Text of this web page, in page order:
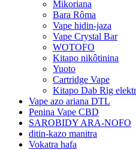
Mikoriana
Bara Rôma
Vape hidin-jaza
Vape Crystal Bar
WOTOFO
Kitapo nikôtinina
Yuoto
Cartridge Vape
Kitapo Dab Rig
Vape azo ariana DTL
Penina Vape CBD
SAROBIDY ARA-NOFO
ditin-kazo manitra
Vokatra hafa